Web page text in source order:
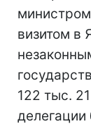
визитом в
122 тыс.